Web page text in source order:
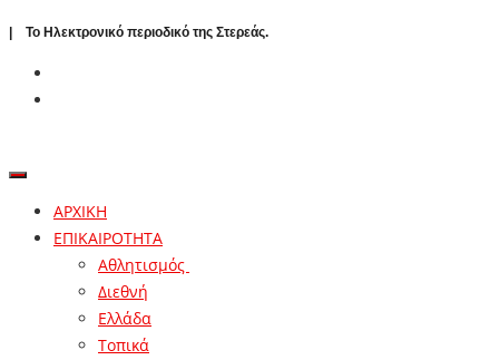
| To Ηλεκτρονικό περιοδικό της Στερεάς.
ΑΡΧΙΚΗ
ΕΠΙΚΑΙΡΟΤΗΤΑ
Αθλητισμός
Διεθνή
Ελλάδα
Τοπικά